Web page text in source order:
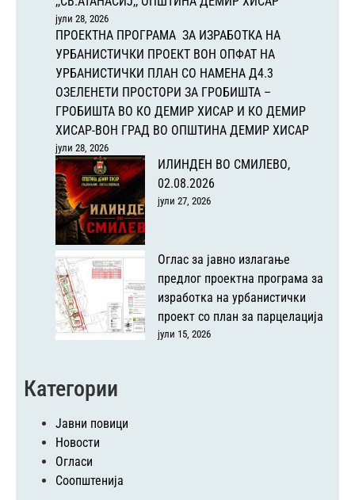
јули 28, 2026
ПРОЕКТНА ПРОГРАМА ЗА ИЗРАБОТКА НА
УРБАНИСТИЧКИ ПРОЕКТ ВОН ОПФАТ НА
УРБАНИСТИЧКИ ПЛАН СО НАМЕНА Д4.3
ОЗЕЛЕНЕТИ ПРОСТОРИ ЗА ГРОБИШТА –
ГРОБИШТА ВО КО ДЕМИР ХИСАР И КО ДЕМИР
ХИСАР-ВОН ГРАД ВО ОПШТИНА ДЕМИР ХИСАР
јули 28, 2026
ИЛИНДЕН ВО СМИЛЕВО,
02.08.2026
јули 27, 2026
Оглас за јавно излагање
предлог проектна програма за
изработка на урбанистички
проект со план за парцелација
јули 15, 2026
Категории
Јавни повици
Новости
Огласи
Соопштенија